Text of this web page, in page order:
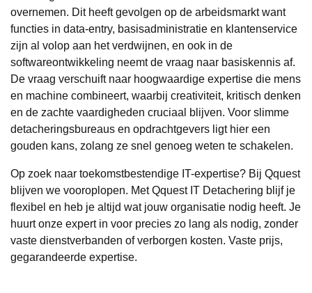
overnemen. Dit heeft gevolgen op de arbeidsmarkt want
functies in data-entry, basisadministratie en klantenservice
zijn al volop aan het verdwijnen, en ook in de
softwareontwikkeling neemt de vraag naar basiskennis af.
De vraag verschuift naar hoogwaardige expertise die mens
en machine combineert, waarbij creativiteit, kritisch denken
en de zachte vaardigheden cruciaal blijven. Voor slimme
detacheringsbureaus en opdrachtgevers ligt hier een
gouden kans, zolang ze snel genoeg weten te schakelen.
Op zoek naar toekomstbestendige IT-expertise? Bij Qquest
blijven we vooroplopen. MetQquest IT Detachering blijf je
flexibel en heb je altijd wat jouw organisatie nodig heeft. Je
huurt onze expert in voor precies zo lang als nodig, zonder
vaste dienstverbanden of verborgen kosten. Vaste prijs,
gegarandeerde expertise.